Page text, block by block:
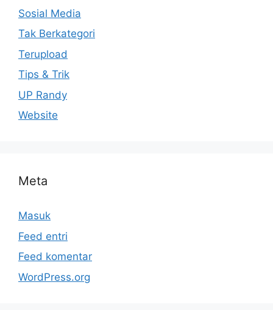
Sosial Media
Tak Berkategori
Terupload
Tips & Trik
UP Randy
Website
Meta
Masuk
Feed entri
Feed komentar
WordPress.org